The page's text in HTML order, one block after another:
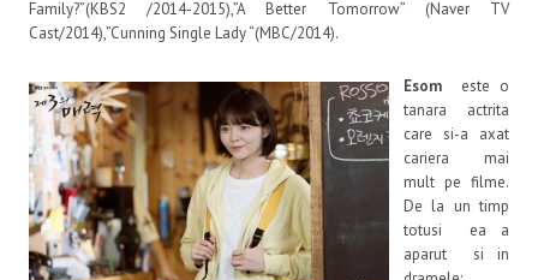
Family?”(KBS2 /2014-2015),”A Better Tomorrow” (Naver TV
Cast/2014),”Cunning Single Lady “(MBC/2014).
Esomeste o
tanara actrita
care si-a axat
cariera mai
mult pe filme.
De la un timp
totusi ea a
aparut si in